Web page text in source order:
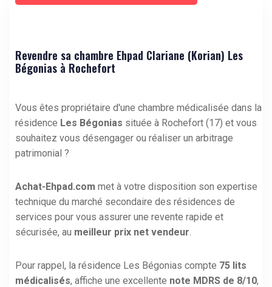
Revendre sa chambre Ehpad Clariane (Korian) Les
Bégonias à Rochefort
Vous êtes propriétaire d'une chambre médicalisée dans la
résidence Les Bégonias située à Rochefort (17) et vous
souhaitez vous désengager ou réaliser un arbitrage
patrimonial ?
Achat-Ehpad.com met à votre disposition son expertise
technique du marché secondaire des résidences de
services pour vous assurer une revente rapide et
sécurisée, au meilleur prix net vendeur
Pour rappel, la résidence Les Bégonias compte 75 lits
médicalisés, affiche une excellente note MDRS de 8/10,